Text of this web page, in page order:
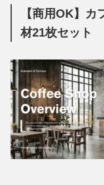
【商用OK】
材21枚セット